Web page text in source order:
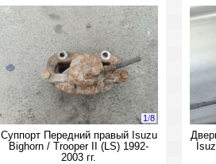
1/8
Суппорт Передний правый Isuzu
Bighorn / Trooper II (LS) 1992-
2003 гг.